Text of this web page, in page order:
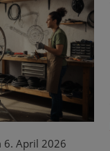
6. April 2026